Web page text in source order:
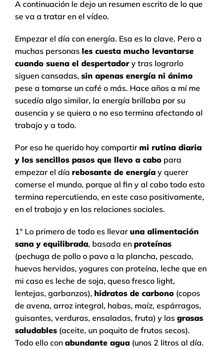
A continuación le dejo un resumen escrito de lo que
se va a tratar en el vídeo.
Empezar el día con energía. Esa es la clave. Pero a
muchas personas les cuesta mucho levantarse
cuando suena el despertador y tras lograrlo
siguen cansadas, sin apenas energía ni ánimo
pese a tomarse un café o más. Hace años a mí me
sucedía algo similar, la energía brillaba por su
ausencia y se quiera o no eso termina afectando al
trabajo y a todo.
Por eso he querido hoy compartir mi rutina diaria
y los sencillos pasos que llevo a cabo para
empezar el día rebosante de energía y querer
comerse el mundo, porque al fin y al cabo todo esto
termina repercutiendo, en este caso positivamente,
en el trabajo y en las relaciones sociales.
1º Lo primero de todo es llevar una alimentación
sana y equilibrada, basada en proteínas
(pechuga de pollo o pavo a la plancha, pescado,
huevos hervidos, yogures con proteína, leche que en
mi caso es leche de soja, queso fresco light,
lentejas, garbanzos), hidratos de carbono (copos
de avena, arroz integral, habas, maíz, espárragos,
guisantes, verduras, ensaladas, fruta) y las grasas
saludables (aceite, un poquito de frutos secos).
Todo ello con abundante agua (unos 2 litros al día.